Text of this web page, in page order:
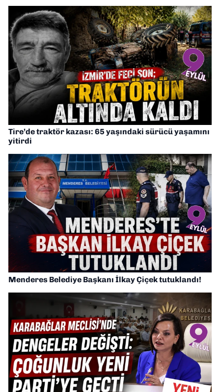
Tire’de traktör kazası: 65 yaşındaki sürücü yaşamını
yitirdi
Menderes Belediye Başkanı İlkay Çiçek tutuklandı!